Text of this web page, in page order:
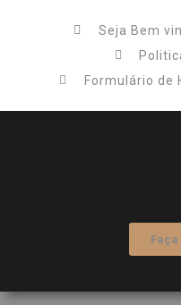
Seja Bem
Formulário de
Faça